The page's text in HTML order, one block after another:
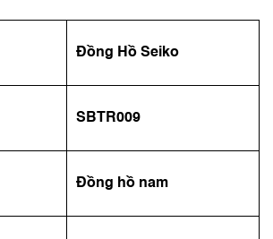
Đồng Hồ Seiko
SBTR009
Đồng hồ nam